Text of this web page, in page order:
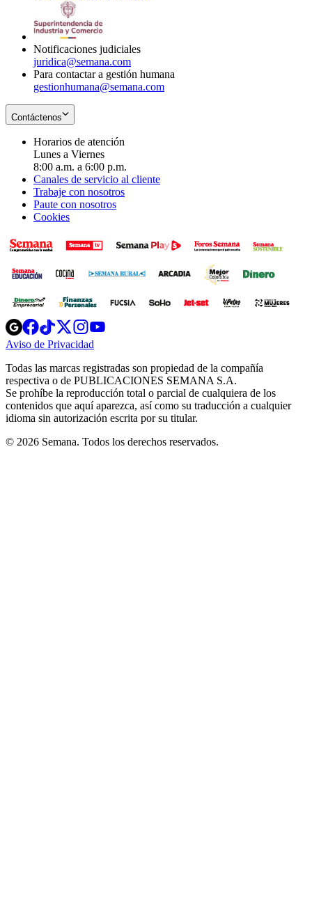
Notificaciones judiciales
juridica@semana.com
Para contactar a gestión humana
gestionhumana@semana.com
Contáctenos
Horarios de atención
Lunes a Viernes
8:00 a.m. a 6:00 p.m.
Canales de servicio al cliente
Trabaje con nosotros
Paute con nosotros
Cookies
Opens
in
new
Opens
in
new
Opens
in
new
window
Opens
new
windowwindow
Aviso de Privacidad
new
window
Todas las marcas registradas son propiedad de la compañía
respectiva o de PUBLICACIONES SEMANA S.A.
Se prohíbe la reproducción total o parcial de cualquiera de los
contenidos que aquí aparezca, así como su traducción a cualquier
idioma sin autorización escrita por su titular.
© 2026 Semana. Todos los derechos reservados.